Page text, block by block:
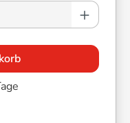
gewünschten